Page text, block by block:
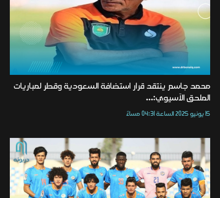
محمد جاسم ينتقد قرار استضافة السعودية وقطر لمباريات
الملحق الآسيوي:...
15 يونيو 2025 الساعة 04:31 مساءً